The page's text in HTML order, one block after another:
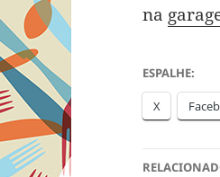
na
ESPALHE:
X